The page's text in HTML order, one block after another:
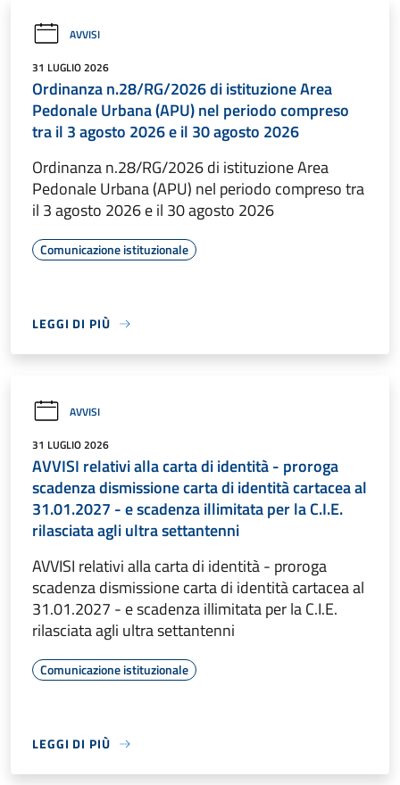
AVVISI
31 LUGLIO 2026
Ordinanza n.28/RG/2026 di istituzione Area
Pedonale Urbana (APU) nel periodo compreso
tra il 3 agosto 2026 e il 30 agosto 2026
Ordinanza n.28/RG/2026 di istituzione Area
Pedonale Urbana (APU) nel periodo compreso tra
il 3 agosto 2026 e il 30 agosto 2026
Comunicazione istituzionale
LEGGI DI PIÙ
AVVISI
31 LUGLIO 2026
AVVISI relativi alla carta di identità - proroga
scadenza dismissione carta di identità cartacea al
31.01.2027 - e scadenza illimitata per la C.I.E.
rilasciata agli ultra settantenni
AVVISI relativi alla carta di identità - proroga
scadenza dismissione carta di identità cartacea al
31.01.2027 - e scadenza illimitata per la C.I.E.
rilasciata agli ultra settantenni
Comunicazione istituzionale
LEGGI DI PIÙ